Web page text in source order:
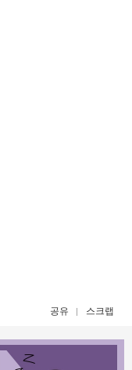
공유 스크랩